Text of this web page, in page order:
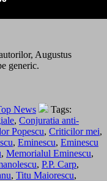
Augustus
generic.
News
Tags:
, Conjuratia anti-
Popescu, Criticilor mei,
, Eminescu, Eminescu
, Memorialul Eminescu,
, P.P. Carp,
, Titu Maiorescu,